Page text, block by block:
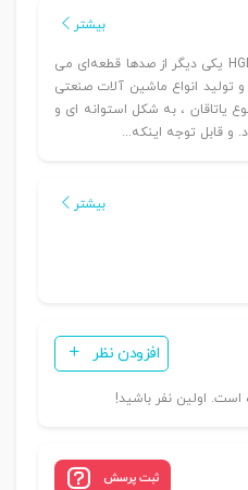
بیشتر
بلبرینگ شعاعی UC 204 برند HGMT یکی دیگر از صدها قطعه‌ای می
تولید انواع ماشین آلات صنعتی
یاتاقان ، به شکل استوانه ای و
و قابل توجه اینکه...
بیشتر
افزودن نظر
اولین نفر باشید!
ثبت پرسش